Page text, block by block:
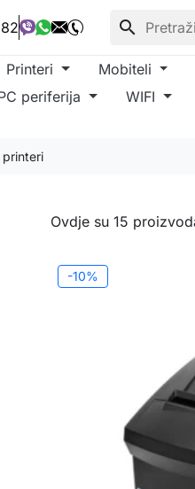
search
Printeri Mobiteli
periferija WIFI
printeri
Ovdje su 15
-10%